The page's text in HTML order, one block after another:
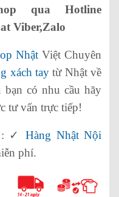
qua Hotline
Viber,Zalo
Nhật Việt Chuyên
xách tay từ Nhật về
có nhu cầu hãy
tư vấn trực tiếp!
: ✓Hàng Nhật Nội
phí.